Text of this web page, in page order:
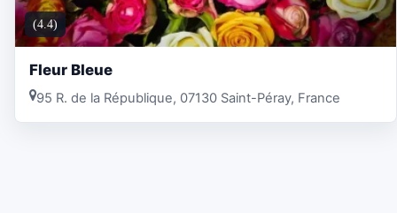
(4.4)
Fleur Bleue
95 R. de la République, 07130 Saint-Péray, France